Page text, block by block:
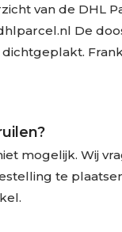
van de DHL
De
mogelijk. Wij
te